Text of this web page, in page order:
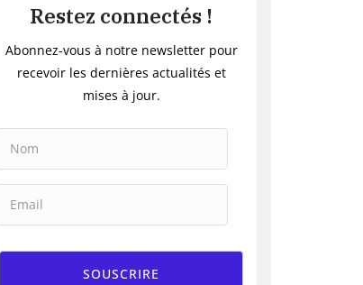
Restez connectés !
Abonnez-vous à notre newsletter pour
recevoir les dernières actualités et
mises à jour.
SOUSCRIRE